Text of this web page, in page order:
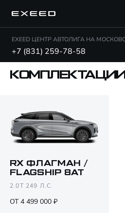
EXEED ЦЕНТР АВТОЛИГА НА
+7 (831) 259-78-58
RX ФЛАГМАН /
FLAGSHIP 8AT
2.0T 249 Л.С.
ОТ 4 499 000 ₽